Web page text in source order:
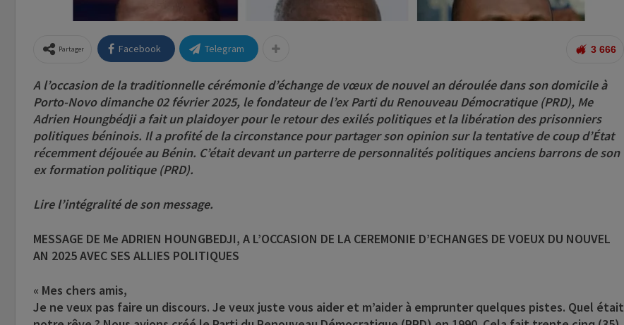
3 666
Partager Facebook Telegram
A l’occasion de la traditionnelle cérémonie d’échange de vœux de nouvel an déroulée dans son domicile à
Porto-Novo dimanche 02 février 2025, le fondateur de l’ex Parti du Renouveau Démocratique (PRD), Me
Adrien Houngbédji a fait un plaidoyer pour le retour des exilés politiques et la libération des prisonniers
politiques béninois. Il a profité de la circonstance pour partager son opinion sur la tentative de coup d’État
récemment déjouée au Bénin. C’était devant un parterre de personnalités politiques anciens barrons de son
ex formation politique (PRD).
Lire l’intégralité de son message.
MESSAGE DE Me ADRIEN HOUNGBEDJI, A L’OCCASION DE LA CEREMONIE D’ECHANGES DE VOEUX DU NOUVEL
AN 2025 AVEC SES ALLIES POLITIQUES
« Mes chers amis,
Je ne veux pas faire un discours. Je veux juste vous aider et m’aider à emprunter quelques pistes. Quel était